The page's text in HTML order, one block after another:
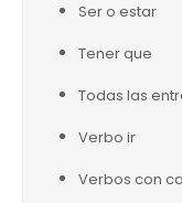
Ser o estar
Tener que
Todas las
Verbo ir
Verbos con